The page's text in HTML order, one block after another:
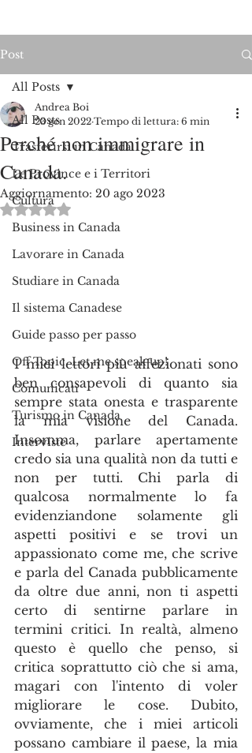
Post
All Posts
Trasferirsi in Canada
Le Province e i Territori
Cultura
Business in Canada
Lavorare in Canada
Studiare in Canada
Il sistema Canadese
Guide passo per passo
Off Topic. Let me speak up!
Comunicati
Turismo in Canada
Interviste
All Posts
Perché non immigrare in
Canada.
Andrea Boi
23 gen 2022 Tempo di lettura: 6 min
Aggiornamento: 20 ago 2023
Valutazione NaN stelle su 5.
I miei lettori più affezionati sono
ben consapevoli di quanto sia
sempre stata onesta e trasparente
la mia visione del Canada.
Insomma, parlare apertamente
credo sia una qualità non da tutti e
non per tutti. Chi parla di
qualcosa normalmente lo fa
evidenziandone solamente gli
aspetti positivi e se trovi un
appassionato come me, che scrive
e parla del Canada pubblicamente
da oltre due anni, non ti aspetti
certo di sentirne parlare in
termini critici. In realtà, almeno
questo è quello che penso, si
critica soprattutto ciò che si ama,
magari con l'intento di voler
migliorare le cose. Dubito,
ovviamente, che i miei articoli
possano cambiare il paese, la mia